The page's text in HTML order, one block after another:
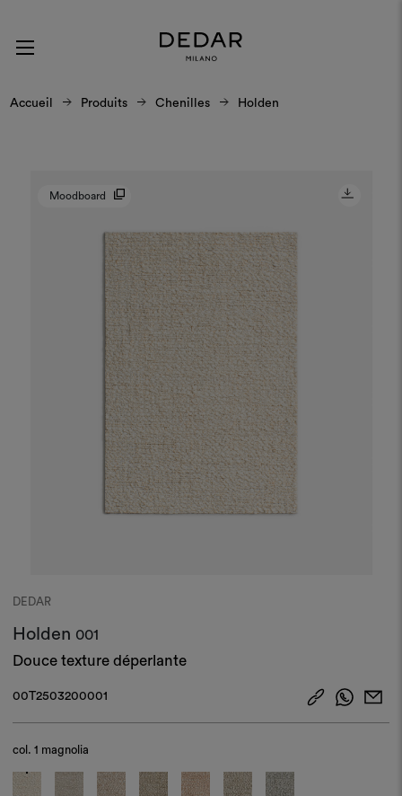
Accueil Produits Chenilles Holden
Moodboard
DEDAR
Holden 001
Douce texture déperlante
00T2503200001
col.1 magnolia